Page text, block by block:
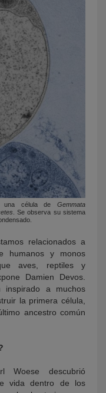
una célula de Gemmata
. Se observa su sistema
relacionados a
humanos y monos
aves, reptiles y
Damien Devos.
inspirado a muchos
la primera célula,
ancestro común
descubrió
vida dentro de los